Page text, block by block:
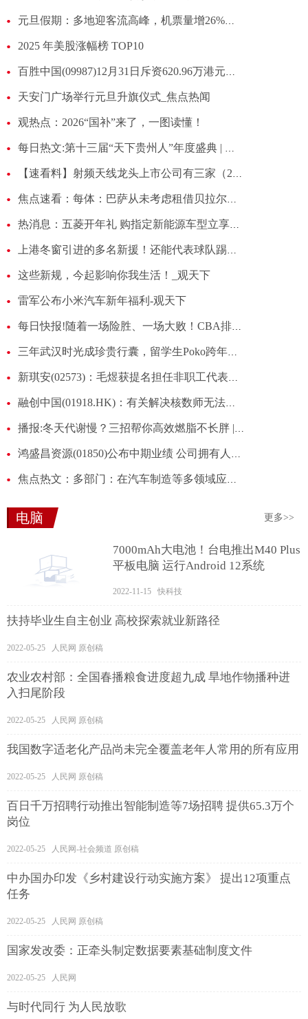
2025 年美股涨幅榜 TOP10
天安门广场举行元旦升旗仪式_焦点热闻
观热点：2026“国补”来了，一图读懂！
这些新规，今起影响你我生活！_观天下
雷军公布小米汽车新年福利-观天下
电脑 更多>>
7000mAh大电池！台电推出M40 Plus
平板电脑 运行Android 12系统
2022-11-15 快科技
扶持毕业生自主创业 高校探索就业新路径
2022-05-25 人民网 原创稿
农业农村部：全国春播粮食进度超九成 旱地作物播种进
入扫尾阶段
2022-05-25 人民网 原创稿
我国数字适老化产品尚未完全覆盖老年人常用的所有应用
2022-05-25 人民网 原创稿
百日千万招聘行动推出智能制造等7场招聘 提供65.3万个
岗位
2022-05-25 人民网-社会频道 原创稿
中办国办印发《乡村建设行动实施方案》 提出12项重点
任务
2022-05-25 人民网 原创稿
国家发改委：正牵头制定数据要素基础制度文件
2022-05-25 人民网
与时代同行 为人民放歌